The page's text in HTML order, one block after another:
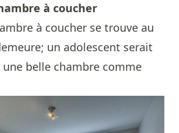
à coucher
à coucher se trouve au
un adolescent serait
belle chambre comme